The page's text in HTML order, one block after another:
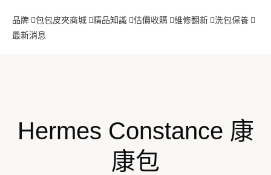
品牌 包包皮夾商城 精品知識 估價收購 維修翻新
洗包保養
最新消息
Hermes Constance 康
康包